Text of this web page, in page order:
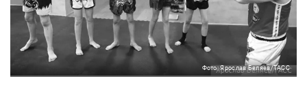
Фото: Ярослав Беляев/ТАСС